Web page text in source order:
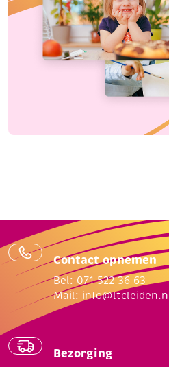
Contact opnemen
Bel: 071 522 36 63
Mail:
Bezorging